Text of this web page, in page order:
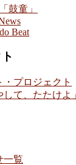
鼓童」
Beat
プロジェクト
して、たたけよ
一覧